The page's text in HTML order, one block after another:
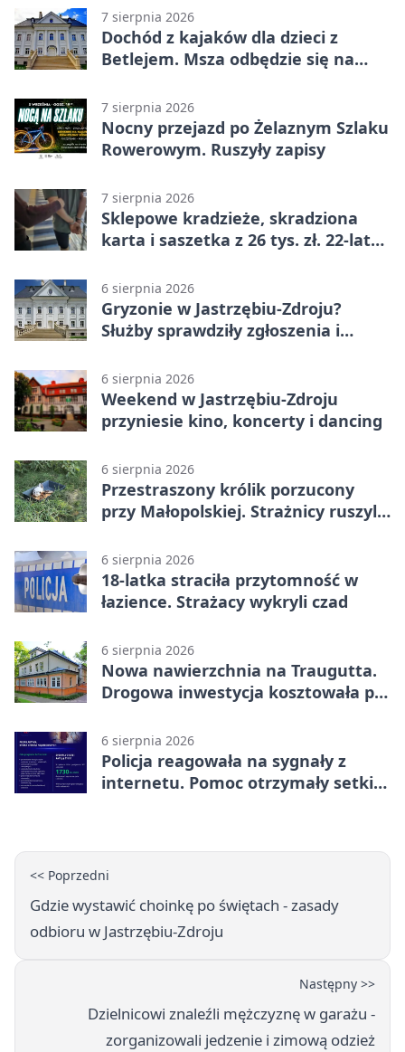
7 sierpnia 2026
Dochód z kajaków dla dzieci z
Betlejem. Msza odbędzie się na
7 sierpnia 2026
Nocny przejazd po Żelaznym Szlaku
Rowerowym. Ruszyły zapisy
7 sierpnia 2026
Sklepowe kradzieże, skradziona
karta i saszetka z 26 tys. zł. 22-latek
6 sierpnia 2026
Gryzonie w Jastrzębiu-Zdroju?
Służby sprawdziły zgłoszenia i
6 sierpnia 2026
Weekend w Jastrzębiu-Zdroju
przyniesie kino, koncerty i dancing
6 sierpnia 2026
Przestraszony królik porzucony
przy Małopolskiej. Strażnicy ruszyli
6 sierpnia 2026
18-latka straciła przytomność w
łazience. Strażacy wykryli czad
6 sierpnia 2026
Nowa nawierzchnia na Traugutta.
Drogowa inwestycja kosztowała pół
6 sierpnia 2026
Policja reagowała na sygnały z
internetu. Pomoc otrzymały setki
<< Poprzedni
Gdzie wystawić choinkę po świętach - zasady
odbioru w Jastrzębiu-Zdroju
Następny >>
Dzielnicowi znaleźli mężczyznę w garażu -
zorganizowali jedzenie i zimową odzież